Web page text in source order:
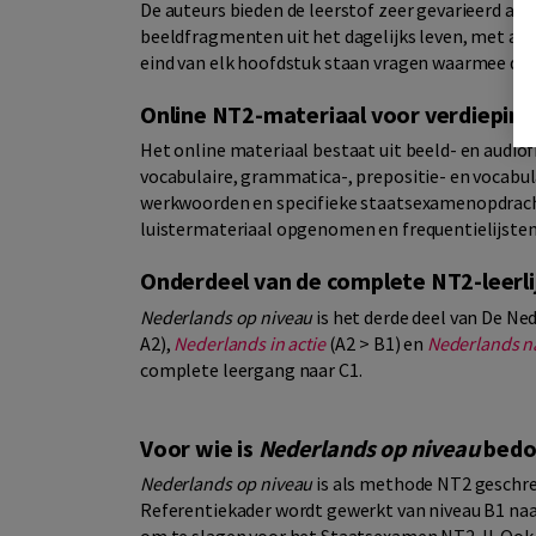
De auteurs bieden de leerstof zeer gevarieerd
beeldfragmenten uit het dagelijks leven, met
eind van elk hoofdstuk staan vragen waarmee
Online NT2-materiaal voor verdieping
Het online materiaal bestaat uit beeld- en
vocabulaire, grammatica-, prepositie- en
werkwoorden en specifieke
luistermateriaal opgenomen en
Onderdeel van de complete NT2-
Nederlands op niveauis het derde deel van De
A2), Nederlands in actie(A2 > B1) en Nederlands
complete leergang naar C1.
Voor wie is Nederlands op niveau
Nederlands op niveauis als methode NT2
Referentiekader wordt gewerkt van niveau B1